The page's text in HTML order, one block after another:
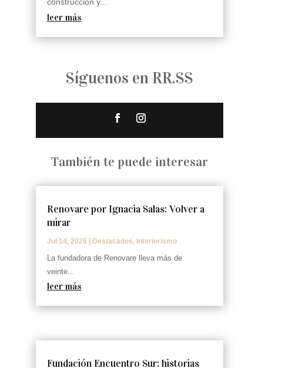
leer más
Síguenos en RR.SS
También te puede interesar
Renovare por Ignacia Salas: Volver a
mirar
Jul 14, 2026 Destacados, Interiorismo
La fundadora de Renovare lleva más de
veinte...
leer más
Fundación Encuentro Sur: historias